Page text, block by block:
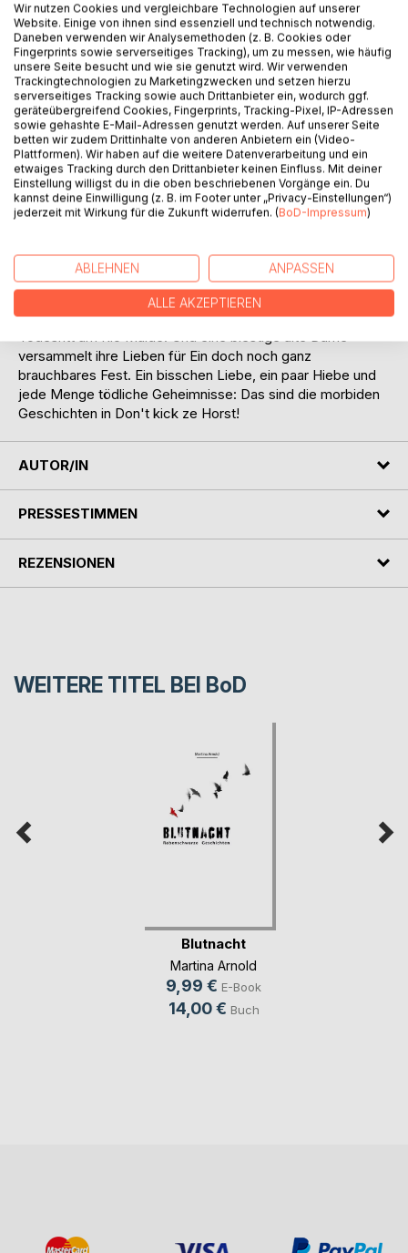
Auf die Merkliste
Titel bewerten
BESCHREIBUNG
Lektion aus der Titelgeschichte. Salat enthält mitunter
überraschende Zutaten, die in Hamsterbäckchen landen.
Wer eine Salami stiehlt, für den heißt es Do swidanja
Charlottengrad. Ein Brandenburger Sheriff ermittelt beim
versammelt ihre Lieben für Ein doch noch ganz
brauchbares Fest. Ein bisschen Liebe, ein paar Hiebe und
jede Menge tödliche Geheimnisse: Das sind die morbiden
Geschichten in Don't kick ze Horst!
AUTOR/IN
PRESSESTIMMEN
REZENSIONEN
WEITERE TITEL BEI BoD
Blutnacht
Martina Arnold
9,99 € E-Book
14,00 € Buch
Wir nutzen Cookies und vergleichbare Technologien auf unserer
Website. Einige von ihnen sind essenziell und technisch notwendig.
Daneben verwenden wir Analysemethoden (z. B. Cookies oder
Fingerprints sowie serverseitiges Tracking), um zu messen, wie häufig
unsere Seite besucht und wie sie genutzt wird. Wir verwenden
Trackingtechnologien zu Marketingzwecken und setzen hierzu
serverseitiges Tracking sowie auch Drittanbieter ein, wodurch ggf.
geräteübergreifend Cookies, Fingerprints, Tracking-Pixel, IP-Adressen
sowie gehashte E-Mail-Adressen genutzt werden. Auf unserer Seite
betten wir zudem Drittinhalte von anderen Anbietern ein (Video-
Plattformen). Wir haben auf die weitere Datenverarbeitung und ein
etwaiges Tracking durch den Drittanbieter keinen Einfluss. Mit deiner
Einstellung willigst du in die oben beschriebenen Vorgänge ein. Du
kannst deine Einwilligung (z. B. im Footer unter „Privacy-Einstellungen“)
jederzeit mit Wirkung für die Zukunft widerrufen. (BoD-Impressum)
ABLEHNEN ANPASSEN
ALLE AKZEPTIEREN